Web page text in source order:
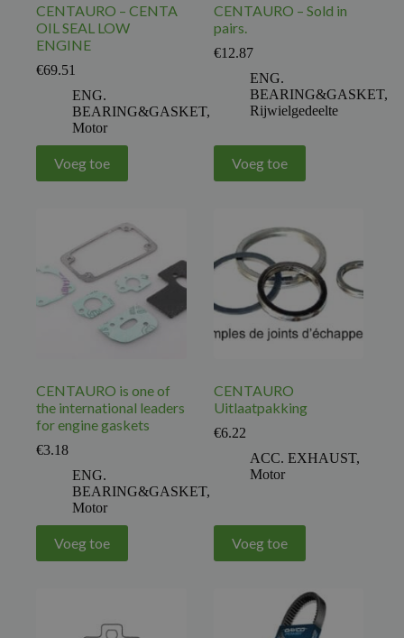
CENTAURO – CENTA
OIL SEAL LOW
ENGINE
€69.51
ENG.
BEARING&GASKET,
Motor
Voeg toe
CENTAURO – Sold in
pairs.
€12.87
ENG.
BEARING&GASKET,
Rijwielgedeelte
Voeg toe
CENTAURO is one of
the international leaders
for engine gaskets
€3.18
ENG.
BEARING&GASKET,
Motor
Voeg toe
CENTAURO
Uitlaatpakking
€6.22
ACC. EXHAUST,
Motor
Voeg toe